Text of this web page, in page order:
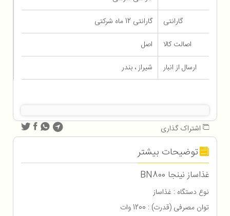
گارانتی
گارانتی 12 ماه شرکتی
اصالت کالا
اصل
ارسال از انبار
شیراز ، بندر
اشتراک گذاری
توضیحات بیشتر
غذاساز نینجا BN800
نوع دستگاه : غذاساز
توان مصرفی (قدرت) : 1200 وات